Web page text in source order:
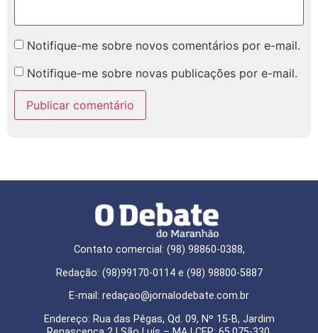
Notifique-me sobre novos comentários por e-mail.
Notifique-me sobre novas publicações por e-mail.
Contato comercial: (98) 98860-0388,
Redação: (98)99170-0114 e (98) 98800-5887
E-mail: redaçao@jornalodebate.com.br
Endereço: Rua das Pêgas, Qd. 09, Nº 15-B, Jardim